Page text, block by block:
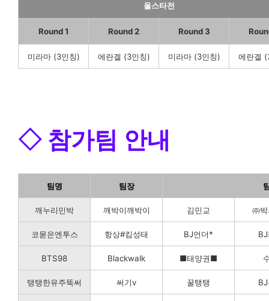
올스타전
Round 1 Round 2 Round 3
미라마 (3인칭) 에란겔 (3인칭) 미라마 (3인칭) 에란겔
◇ 참가팀 안내
팀명 팀장
깨누리민박 깨박이깨박이 김민교 ㈜
코묻은엔투스 항상#킴성태 BJ언더*
BTS98 Blackwalk ■태양권■
탱탱한유주뚝써 써기v 꿀탱탱